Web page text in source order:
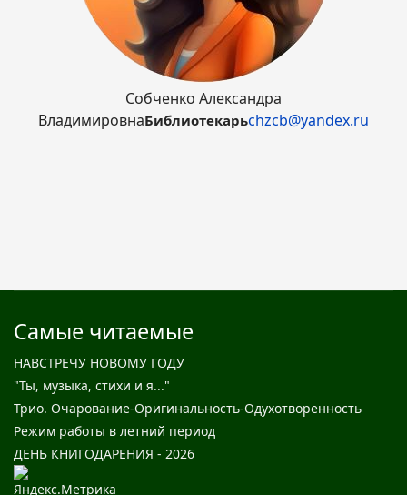
Собченко Александра
ВладимировнаБиблиотекарьchzcb@yandex.ru
Самые читаемые
НАВСТРЕЧУ НОВОМУ ГОДУ
"Ты, музыка, стихи и я..."
Трио. Очарование-Оригинальность-Одухотворенность
Режим работы в летний период
ДЕНЬ КНИГОДАРЕНИЯ - 2026